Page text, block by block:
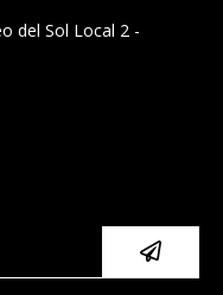
del Sol Local 2 -